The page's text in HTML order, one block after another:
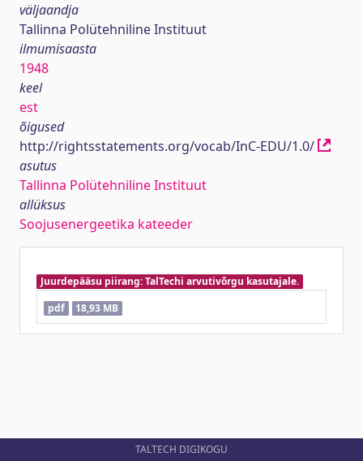
väljaandja
Tallinna Polütehniline Instituut
ilmumisaasta
1948
keel
est
õigused
http://rightsstatements.org/vocab/InC-EDU/1.0/
asutus
Tallinna Polütehniline Instituut
allüksus
Soojusenergeetika kateeder
Juurdepääsu piirang: TalTechi arvutivõrgu kasutajale.
pdf
18,93 MB
TALTECH DIGIKOGU